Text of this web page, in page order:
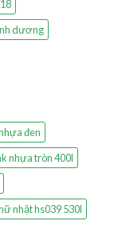
dương
đen
nhựa tròn 400l
nhật hs039 530l